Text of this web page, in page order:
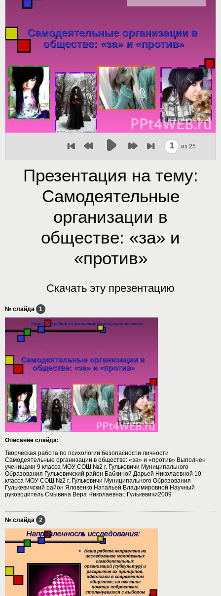
1 из 25
Презентация на тему:
Самодеятельные
организации в
обществе: «за» и
«против»
Скачать эту презентацию
№ слайда 1
Описание слайда:
Творческая работа по психологии безопасности личности
Самодеятельные организации в обществе: «за» и «против» Выполнен
ученицами 9 класса МОУ СОШ №2 г. Гулькевичи Муниципального
Образования Гулькевичский район Бабкиной Дарьей Николаевной 10
класса МОУ СОШ №2 г. Гулькевичи Муниципального Образования
Гулькевичский район Яловенко Натальей Владимировной Научный
руководитель Смывина Вера Николаевнаг. Гулькевичи2009
№ слайда 2